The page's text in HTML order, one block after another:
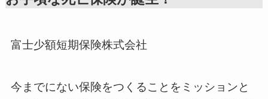
富士少額短期保険株式会社
今までにない保険をつくることをミッションと